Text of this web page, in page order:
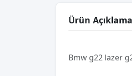
Ürün
Bmw g22 lazer